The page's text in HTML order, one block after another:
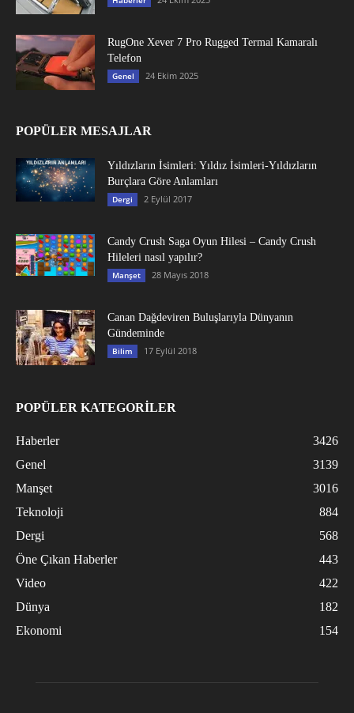
RugOne Xever 7 Pro Rugged Termal Kamaralı
Telefon
Genel 24 Ekim 2025
POPÜLER MESAJLAR
Yıldızların İsimleri: Yıldız İsimleri-Yıldızların
Burçlara Göre Anlamları
Dergi 2 Eylül 2017
Candy Crush Saga Oyun Hilesi – Candy Crush
Hileleri nasıl yapılır?
Manşet 28 Mayıs 2018
Canan Dağdeviren Buluşlarıyla Dünyanın
Gündeminde
Bilim 17 Eylül 2018
POPÜLER KATEGORİLER
Haberler
3426
Genel
3139
Manşet
3016
Teknoloji
884
Dergi
568
Öne Çıkan Haberler
443
Video
422
Dünya
182
Ekonomi
154